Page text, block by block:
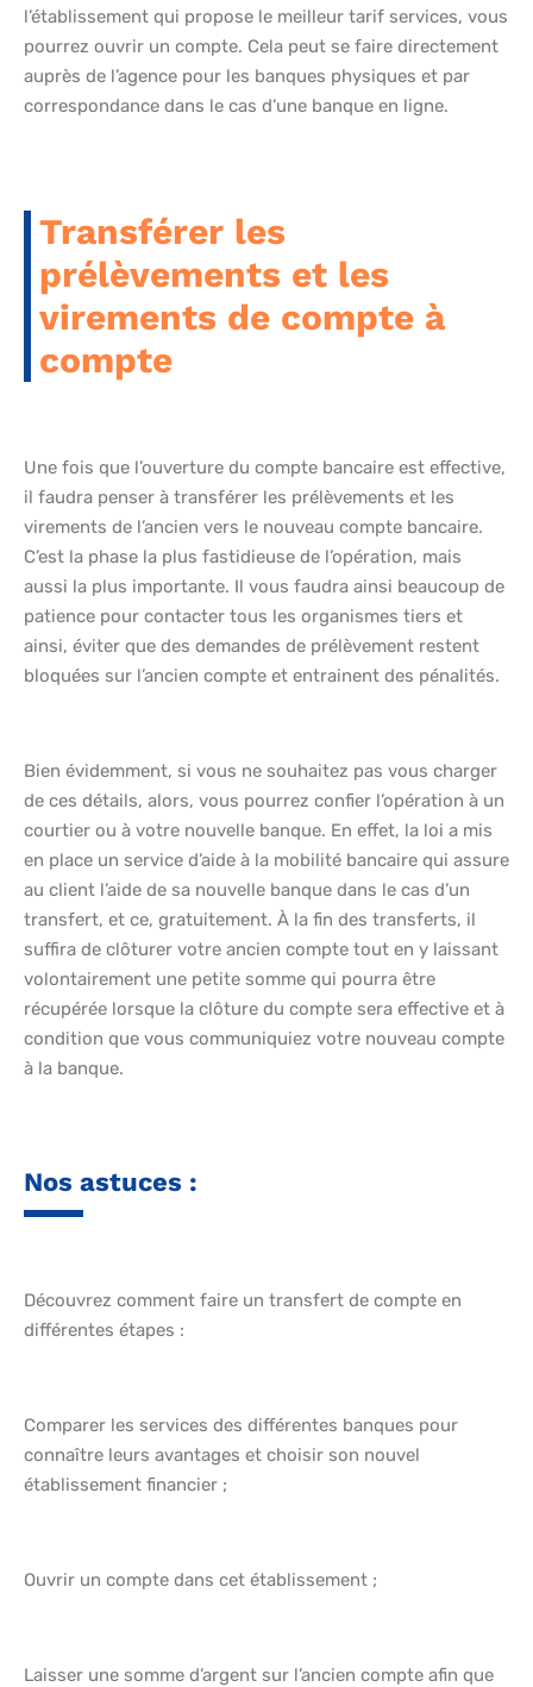
l’établissement qui propose le meilleur tarif services, vous
pourrez ouvrir un compte. Cela peut se faire directement
auprès de l’agence pour les banques physiques et par
correspondance dans le cas d’une banque en ligne.
Transférer les
prélèvements et les
virements de compte à
compte
Une fois que l’ouverture du compte bancaire est effective,
il faudra penser à transférer les prélèvements et les
virements de l’ancien vers le nouveau compte bancaire.
C’est la phase la plus fastidieuse de l’opération, mais
aussi la plus importante. Il vous faudra ainsi beaucoup de
patience pour contacter tous les organismes tiers et
ainsi, éviter que des demandes de prélèvement restent
bloquées sur l’ancien compte et entrainent des pénalités.
Bien évidemment, si vous ne souhaitez pas vous charger
de ces détails, alors, vous pourrez confier l’opération à un
courtier ou à votre nouvelle banque. En effet, la loi a mis
en place un service d’aide à la mobilité bancaire qui assure
au client l’aide de sa nouvelle banque dans le cas d’un
transfert, et ce, gratuitement. À la fin des transferts, il
suffira de clôturer votre ancien compte tout en y laissant
volontairement une petite somme qui pourra être
récupérée lorsque la clôture du compte sera effective et à
condition que vous communiquiez votre nouveau compte
à la banque.
Nos astuces :
Découvrez comment faire un transfert de compte en
différentes étapes :
Comparer les services des différentes banques pour
connaître leurs avantages et choisir son nouvel
établissement financier ;
Ouvrir un compte dans cet établissement ;
Laisser une somme d’argent sur l’ancien compte afin que